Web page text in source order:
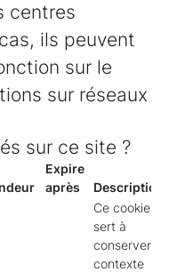
centres
ils peuvent
sur le
sur réseaux
sur ce site ?
Expire
après
Description
Ce cookie
sert à
conserver le
contexte